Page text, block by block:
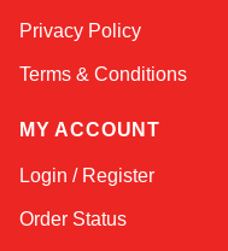
Privacy Policy
Terms & Conditions
MY ACCOUNT
Login / Register
Order Status